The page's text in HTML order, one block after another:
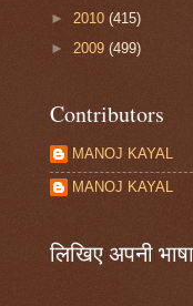
► 2010 (415)
► 2009 (499)
Contributors
MANOJ KAYAL
MANOJ KAYAL
लिखिए अपनी